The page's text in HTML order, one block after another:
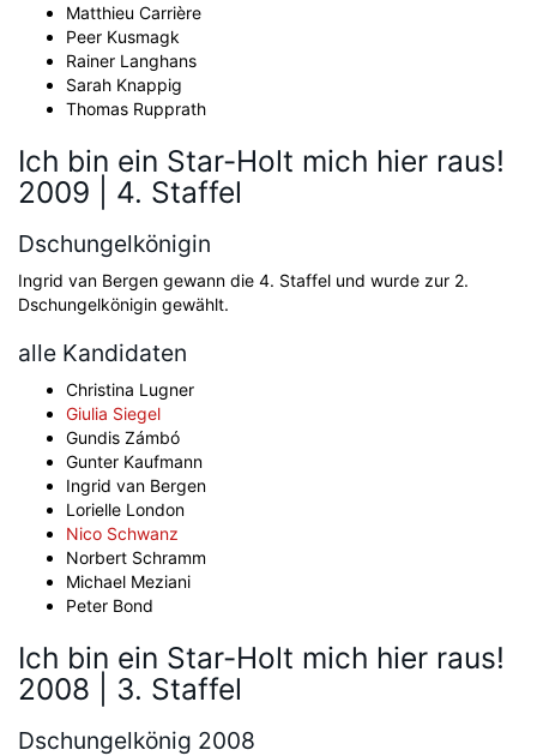
Matthieu Carrière
Peer Kusmagk
Rainer Langhans
Sarah Knappig
Thomas Rupprath
Ich bin ein Star-Holt mich hier raus!
2009 | 4. Staffel
Dschungelkönigin
Ingrid van Bergen gewann die 4. Staffel und wurde zur 2.
Dschungelkönigin gewählt.
alle Kandidaten
Christina Lugner
Giulia Siegel
Gundis Zámbó
Gunter Kaufmann
Ingrid van Bergen
Lorielle London
Nico Schwanz
Norbert Schramm
Michael Meziani
Peter Bond
Ich bin ein Star-Holt mich hier raus!
2008 | 3. Staffel
Dschungelkönig 2008